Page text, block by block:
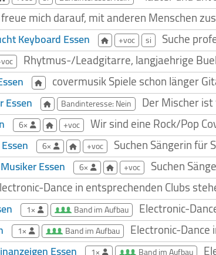
mich darauf, mit anderen Menschen
Keyboard Essen +voc si Suche
Rhytmus-/Leadgitarre, langjaehrige
covermusik Spiele schon länger
Essen Bandinteresse: Nein Der Mischer
6× +voc Wir sind eine Rock/Pop
6× +voc Suchen Sängerin für
Essen 6× +voc Suchen
Dance in entsprechenden Clubs
1× Band im Aufbau Electronic-
1× Band im Aufbau Electronic-Dance